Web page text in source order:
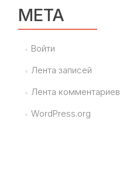
МЕТА
Войти
Лента записей
Лента комментариев
WordPress.org